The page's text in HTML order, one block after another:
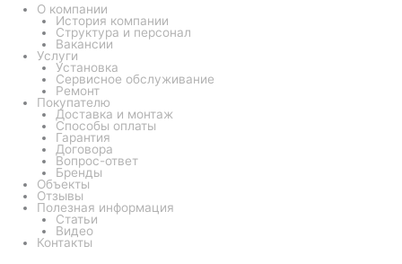
О компании
История компании
Структура и персонал
Вакансии
Услуги
Установка
Сервисное обслуживание
Ремонт
Покупателю
Доставка и монтаж
Способы оплаты
Гарантия
Договора
Вопрос-ответ
Бренды
Объекты
Отзывы
Полезная информация
Статьи
Видео
Контакты